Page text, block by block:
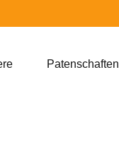
Patenschaften